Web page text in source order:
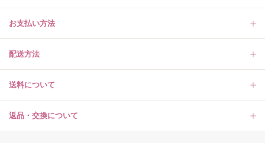
お支払い方法
配送方法
送料について
返品・交換について